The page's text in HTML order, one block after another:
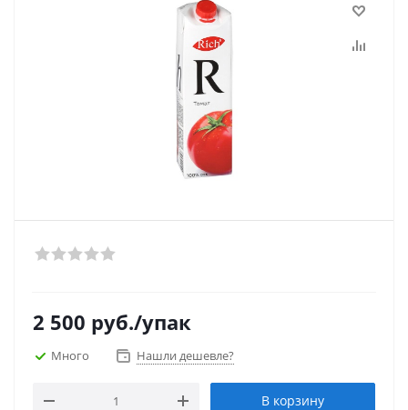
2 500 руб./упак
Много Нашли дешевле?
В корзину